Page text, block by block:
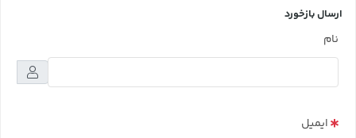
ارسال بازخورد
نام
ایمیل